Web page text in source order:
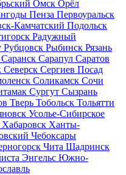
Омск Орёл
Пенза Первоуральск
Камчатский Подольск
Радужный
Рубцовск Рыбинск Рязань
Саранск Сарапул Саратов
Северск Сергиев Посад
Соликамск Сочи
Сургут Сызрань
Тверь Тобольск Тольятти
Усолье-Сибирское
Хабаровск Ханты-
Чебоксары
Чита Шадринск
Энгельс Южно-